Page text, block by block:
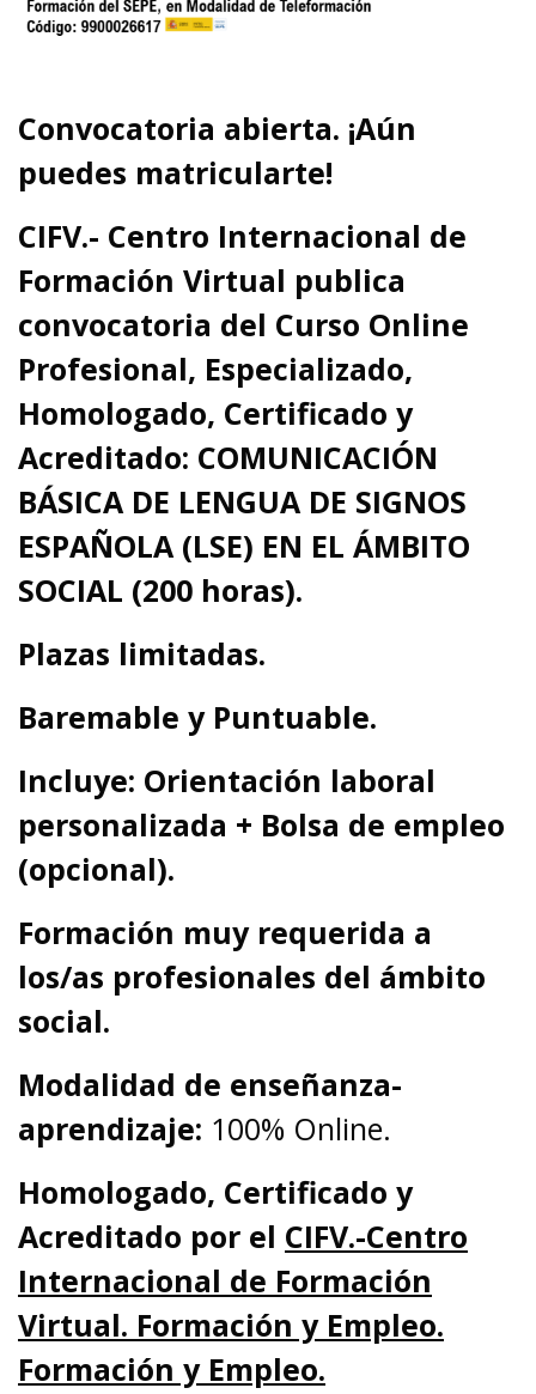
mejorar sus competencias
Convocatoria abierta. ¡Aún
puedes matricularte!
CIFV.- Centro Internacional de
Formación Virtual publica
convocatoria del Curso Online
Profesional, Especializado,
Homologado, Certificado y
Acreditado: COMUNICACIÓN
BÁSICA DE LENGUA DE SIGNOS
ESPAÑOLA (LSE) EN EL ÁMBITO
SOCIAL (200 horas).
Plazas limitadas.
Baremable y Puntuable.
Incluye: Orientación laboral
personalizada + Bolsa de empleo
(opcional).
Formación muy requerida a
los/as profesionales del ámbito
social.
Modalidad de enseñanza-
aprendizaje: 100% Online.
Homologado, Certificado y
Acreditado por el CIFV.-Centro
Internacional de Formación
Virtual. Formación y Empleo.
Formación y Empleo.